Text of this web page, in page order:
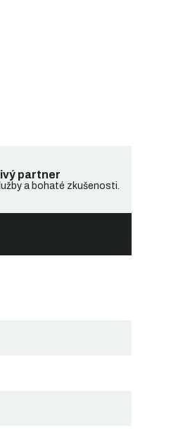
partner
a bohaté zkušenosti.